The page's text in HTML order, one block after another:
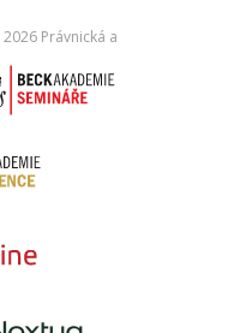
2026 Právnická a